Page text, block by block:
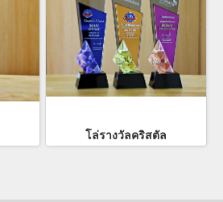
โล่รางวัลคริสตัล